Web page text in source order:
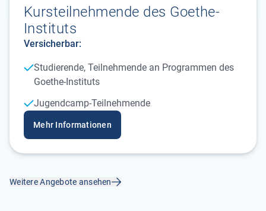
Kursteilnehmende des Goethe-
Instituts
Versicherbar:
Studierende, Teilnehmende an Programmen des
Goethe-Instituts
Jugendcamp-Teilnehmende
Mehr Informationen
Weitere Angebote ansehen